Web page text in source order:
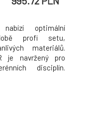
nabízí optimální
profi setu,
materiálů.
je navržený pro
disciplín.